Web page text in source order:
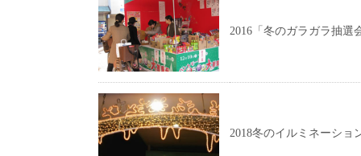
2016「冬のガラガラ抽選
2018冬のイルミネーショ